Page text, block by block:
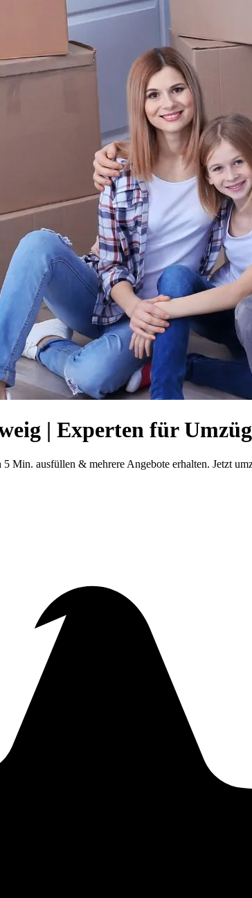
| Experten für
Min. ausfüllen & mehrere Angebote erhalten. Jetzt